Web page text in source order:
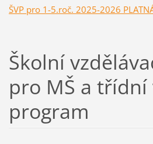
ŠVP pro 1-5.roč. 2025-2026
Školní
pro MŠ a třídní
program